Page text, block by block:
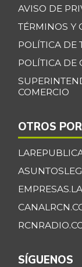
AVISO DE
TÉRMINOS Y
POLÍTICA DE
POLÍTICA DE
COMERCIO
OTROS
SÍGUENOS